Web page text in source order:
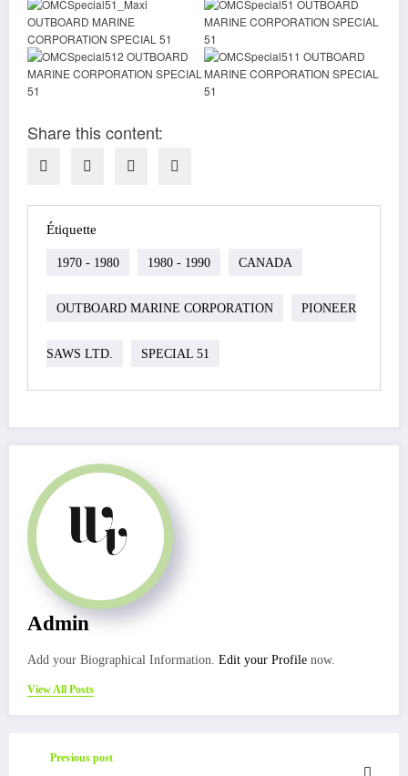
Share this content:
Étiquette
1970 - 1980 1980 - 1990 CANADA
OUTBOARD MARINE CORPORATION PIONEER
SAWS LTD. SPECIAL 51
Admin
Add your Biographical Information. Edit your Profile now.
View All Posts
Previous post